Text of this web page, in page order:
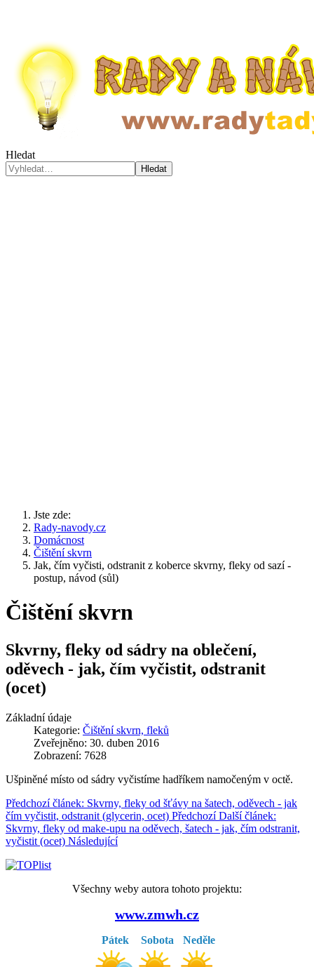
Hledat
Hledat
Jste zde:
Rady-navody.cz
Domácnost
Čištění skvrn
Jak, čím vyčisti, odstranit z koberce skvrny, fleky od sazí -
postup, návod (sůl)
Čištění skvrn
Skvrny, fleky od sádry na oblečení,
oděvech - jak, čím vyčistit, odstranit
(ocet)
Základní údaje
Kategorie: Čištění skvrn, fleků
Zveřejněno: 30. duben 2016
Zobrazení: 7628
Ušpiněné místo od sádry vyčistíme hadříkem namočeným v octě.
Předchozí článek: Skvrny, fleky od šťávy na šatech, oděvech - jak
čím vyčistit, odstranit (glycerin, ocet) Předchozí Další článek:
Skvrny, fleky od make-upu na oděvech, šatech - jak, čím odstranit,
vyčistit (ocet) Následující
Všechny weby autora tohoto projektu:
www.zmwh.cz
Pátek Sobota Neděle